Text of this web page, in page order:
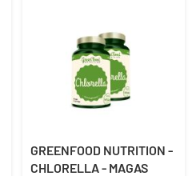
GREENFOOD NUTRITION -
CHLORELLA - MAGAS